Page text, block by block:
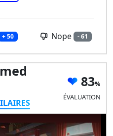
+ 50 Nope - 61
83
ÉVALUATION